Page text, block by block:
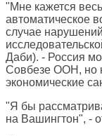
"Мне кажется
автоматическое
случае
Даби). - Россия
Совбезе ООН, но
экономические
"Я бы
на Вашингтон", -